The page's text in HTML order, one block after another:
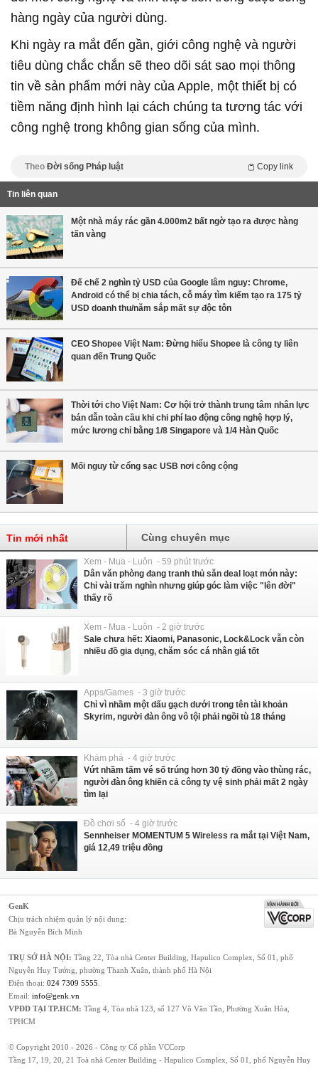
hàng ngày của người dùng.
Khi ngày ra mắt đến gần, giới công nghệ và người
tiêu dùng chắc chắn sẽ theo dõi sát sao mọi thông
tin về sản phẩm mới này của Apple, một thiết bị có
tiềm năng định hình lại cách chúng ta tương tác với
công nghệ trong không gian sống của mình.
Theo Đời sống Pháp luật Copy link
Tin liên quan
Một nhà máy rác gần 4.000m2 bất ngờ tạo ra được hàng
tấn vàng
Đế chế 2 nghìn tỷ USD của Google lâm nguy: Chrome,
Android có thể bị chia tách, cỗ máy tìm kiếm tạo ra 175 tỷ
USD doanh thu/năm sắp mất sự độc tôn
CEO Shopee Việt Nam: Đừng hiểu Shopee là công ty liên
quan đến Trung Quốc
Thời tới cho Việt Nam: Cơ hội trở thành trung tâm nhân lực
bán dẫn toàn cầu khi chi phí lao động công nghệ hợp lý,
mức lương chỉ bằng 1/8 Singapore và 1/4 Hàn Quốc
Mối nguy từ cổng sạc USB nơi công cộng
Tin mới nhất Cùng chuyên mục
Xem - Mua - Luôn - 59 phút trước
Dân văn phòng đang tranh thủ săn deal loạt món này:
Chỉ vài trăm nghìn nhưng giúp góc làm việc "lên đời"
thấy rõ
Xem - Mua - Luôn - 2 giờ trước
Sale chưa hết: Xiaomi, Panasonic, Lock&Lock vẫn còn
nhiều đồ gia dụng, chăm sóc cá nhân giá tốt
Apps/Games - 3 giờ trước
Chỉ vì nhầm một dấu gạch dưới trong tên tài khoản
Skyrim, người đàn ông vô tội phải ngồi tù 18 tháng
Khám phá - 4 giờ trước
Vứt nhầm tấm vé số trúng hơn 30 tỷ đồng vào thùng rác,
người đàn ông khiến cả công ty vệ sinh phải mất 2 ngày
tìm lại
Đồ chơi số - 4 giờ trước
Sennheiser MOMENTUM 5 Wireless ra mắt tại Việt Nam,
giá 12,49 triệu đồng
GenK
Chịu trách nhiệm quản lý nội dung:
Bà Nguyễn Bích Minh
TRỤ SỞ HÀ NỘI: Tầng 22, Tòa nhà Center Building, Hapulico Complex, Số 01, phố
Nguyễn Huy Tưởng, phường Thanh Xuân, thành phố Hà Nội
Điện thoại: 024 7309 5555
Email: info@genk.vn
VPĐD TẠI TP.HCM: Tầng 4, Tòa nhà 123, số 127 Võ Văn Tần, Phường Xuân Hòa,
TPHCM
© Copyright 2010 - 2026 - Công ty Cổ phần VCCorp
Tầng 17, 19, 20, 21 Toà nhà Center Building - Hapulico Complex, Số 01, phố Nguyễn Huy